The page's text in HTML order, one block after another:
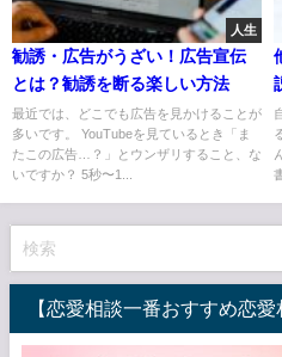
人生
勧誘・広告がうざい！広告宣伝
とは？勧誘を断る楽しい方法
最近では、どこでも広告を見かけることが
多いです。 YouTubeを見ているとき「ま
たこの広告…？」とウンザリすること、な
いですか？ 5秒〜1...
【恋愛相談一番おすすめ恋愛